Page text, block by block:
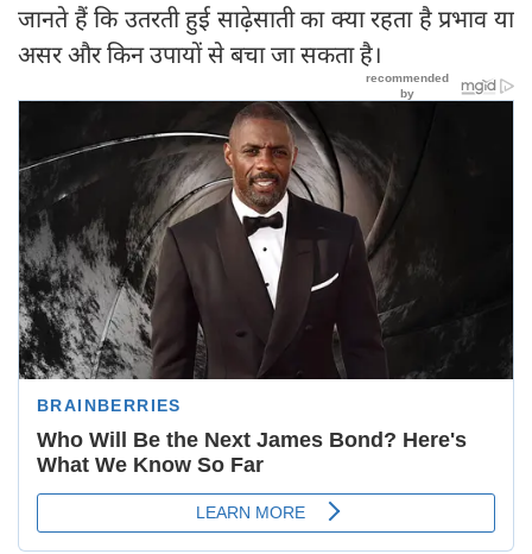
जानते हैं कि उतरती हुई साढ़ेसाती का क्या रहता है प्रभाव या
असर और किन उपायों से बचा जा सकता है।